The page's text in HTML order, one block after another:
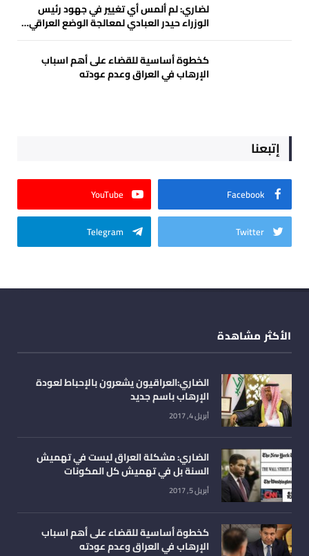
لضاري: لم ألمس أي تغيير في جهود رئيس
الوزراء حيدر العبادي لمعالجة الوضع العراقي…
كخطوة أساسية للقضاء على أهم اسباب
الإرهاب في العراق وعدم عودته
إتبعنا
Facebook
YouTube
Twitter
Telegram
الأكثر مشاهدة
الضاري:العراقيون يشعرون بالإحباط لعودة
الإرهاب باسم جديد
أبريل 4, 2017
الضاري: مشكلة العراق ليست في تهميش
السنة بل في تهميش كل المكونات
أبريل 5, 2017
كخطوة أساسية للقضاء على أهم اسباب
الإرهاب في العراق وعدم عودته